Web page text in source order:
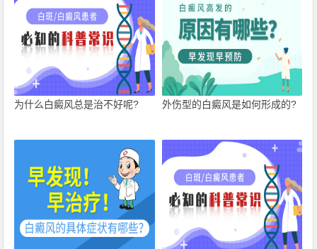
为什么白癜风总是治不好呢? 外伤型的白癜风是如何形成的?